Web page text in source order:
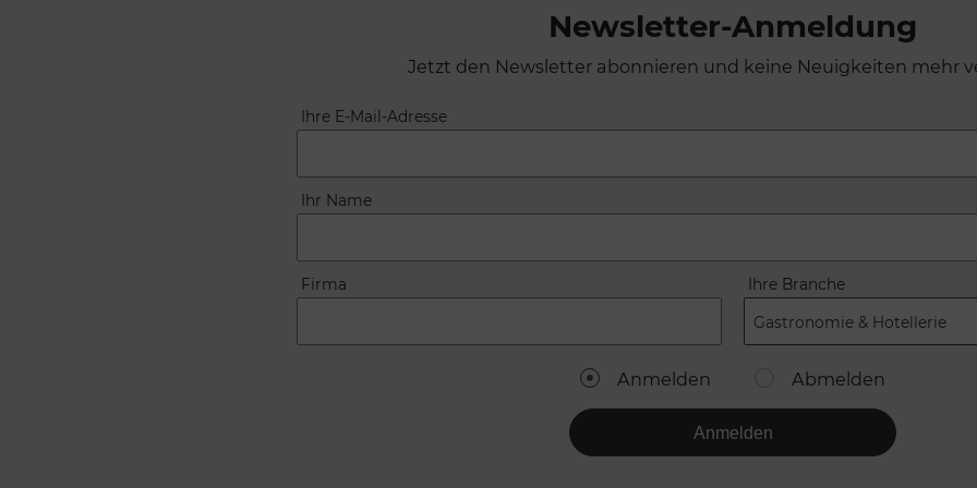
Newsletter-Anmeldung
Jetzt den Newsletter abonnieren und keine Neuigkeiten mehr
Ihre E-Mail-Adresse
Ihr Name
Firma Ihre Branche
Gastronomie & Hotellerie
Anmelden Abmelden
Anmelden